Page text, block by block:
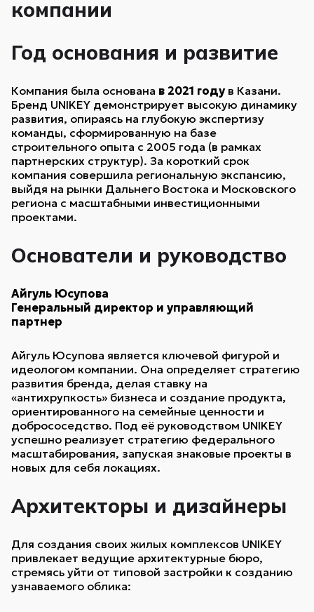
компании
Год основания и развитие
Компания была основана в 2021 годув Казани.
Бренд UNIKEY демонстрирует высокую динамику
развития, опираясь на глубокую экспертизу
команды, сформированную на базе
строительного опыта с 2005 года (в рамках
партнерских структур). За короткий срок
компания совершила региональную экспансию,
выйдя на рынки Дальнего Востока и Московского
региона с масштабными инвестиционными
проектами.
Основатели и руководство
Айгуль Юсупова
Генеральный директор и управляющий
партнер
Айгуль Юсупова является ключевой фигурой и
идеологом компании. Она определяет стратегию
развития бренда, делая ставку на
«антихрупкость» бизнеса и создание продукта,
ориентированного на семейные ценности и
добрососедство. Под её руководством UNIKEY
успешно реализует стратегию федерального
масштабирования, запуская знаковые проекты в
новых для себя локациях.
Архитекторы и дизайнеры
Для создания своих жилых комплексов UNIKEY
привлекает ведущие архитектурные бюро,
стремясь уйти от типовой застройки к созданию
узнаваемого облика: